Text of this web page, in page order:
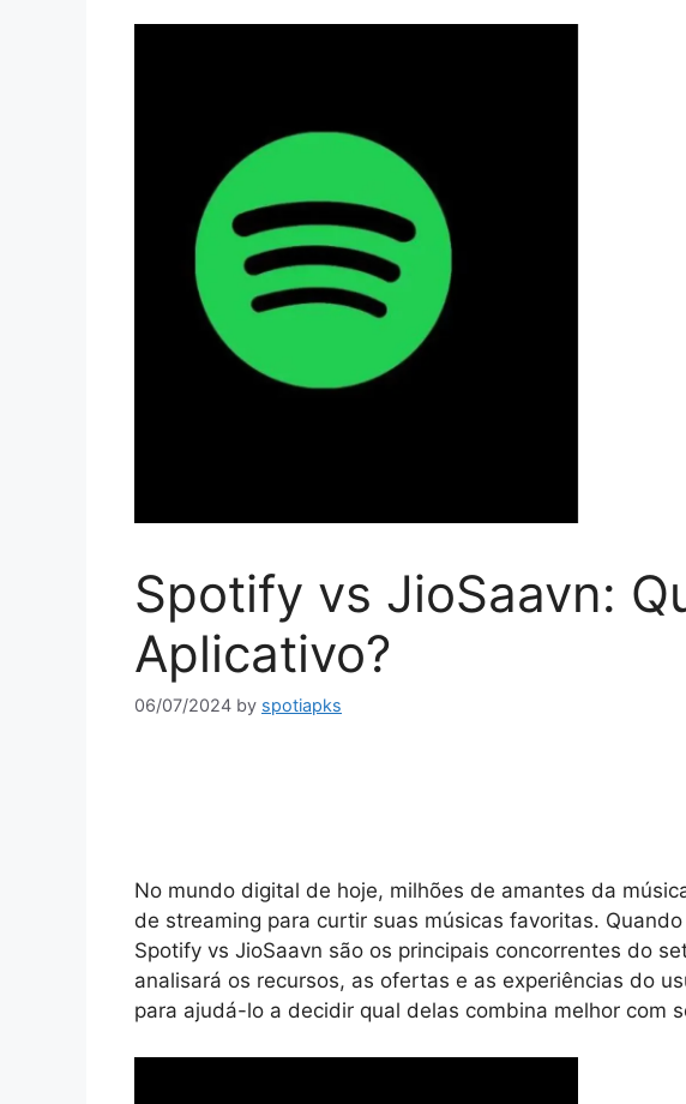
Spotify vs JioSaavn:
Aplicativo?
06/07/2024 by spotiapks
No mundo digital de hoje, milhões de amantes da
de streaming para curtir suas músicas favoritas.
Spotify vs JioSaavn são os principais concorrentes do
analisará os recursos, as ofertas e as experiências do
para ajudá-lo a decidir qual delas combina melhor com